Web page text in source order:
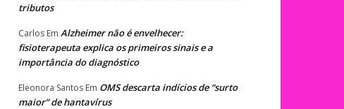
tributos
Carlos Em Alzheimer não é envelhecer:
fisioterapeuta explica os primeiros sinais e a
importância do diagnóstico
Eleonora Santos Em OMS descarta indícios de “surto
maior” de hantavírus